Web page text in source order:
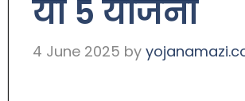
या 5 योजना
4 June 2025 by